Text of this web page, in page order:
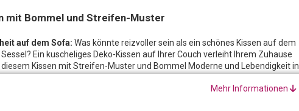
mit Bommel und Streifen-Muster
auf dem Sofa: Was könnte reizvoller sein als ein schönes Kissen auf dem
Ein kuscheliges Deko-Kissen auf Ihrer Couch verleiht Ihrem Zuhause
Kissen mit Streifen-Muster und Bommel Moderne und Lebendigkeit in
Mehr Informationen